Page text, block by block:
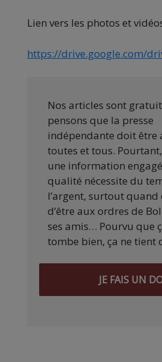
Lien vers les photos et
https://drive.google.com/
Nos articles sont
pensons que la presse
indépendante doit être
toutes et tous.
une information
qualité nécessite du
l’argent, surtout quand
d’être aux ordres de
ses amis… Pourvu que
tombe bien, ça ne tient
JE FAIS UN